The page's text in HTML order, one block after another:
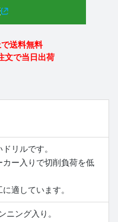
送料無料
文で当日出荷
リルです。
ー入りで切削負荷を低
適しています。
ング入り。